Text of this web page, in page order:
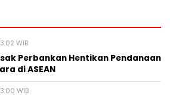
WIB
Perbankan Hentikan Pendanaan
di ASEAN
WIB